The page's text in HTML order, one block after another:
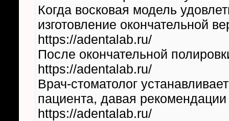
Когда восковая модель
изготовление окончательной
https://adentalab.ru/
После окончательной
https://adentalab.ru/
Врач-стоматолог
пациента, давая
https://adentalab.ru/